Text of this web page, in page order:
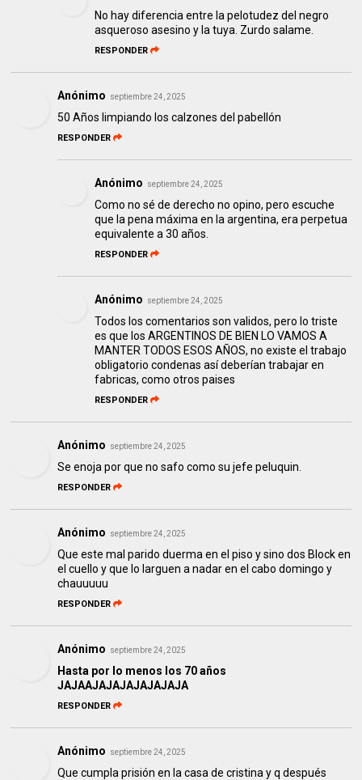
No hay diferencia entre la pelotudez del negro
asqueroso asesino y la tuya. Zurdo salame.
RESPONDER
Anónimo septiembre 24, 2025
50 Años limpiando los calzones del pabellón
RESPONDER
Anónimo septiembre 24, 2025
Como no sé de derecho no opino, pero escuche
que la pena máxima en la argentina, era perpetua
equivalente a 30 años.
RESPONDER
Anónimo septiembre 24, 2025
Todos los comentarios son validos, pero lo triste
es que los ARGENTINOS DE BIEN LO VAMOS A
MANTER TODOS ESOS AÑOS, no existe el trabajo
obligatorio condenas así deberían trabajar en
fabricas, como otros paises
RESPONDER
Anónimo septiembre 24, 2025
Se enoja por que no safo como su jefe peluquin.
RESPONDER
Anónimo septiembre 24, 2025
Que este mal parido duerma en el piso y sino dos Block en
el cuello y que lo larguen a nadar en el cabo domingo y
chauuuuu
RESPONDER
Anónimo septiembre 24, 2025
Hasta por lo menos los 70 años
JAJAAJAJAJAJAJAJAJA
RESPONDER
Anónimo septiembre 24, 2025
Que cumpla prisión en la casa de cristina y q después